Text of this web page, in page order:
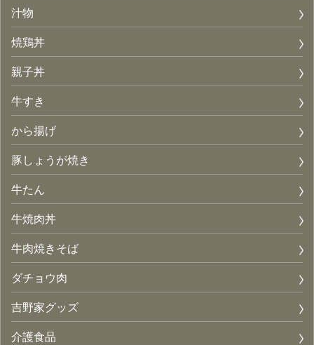
汁物
焼鶏丼
親子丼
牛すき
から揚げ
豚しょうが焼き
牛たん
牛焼肉丼
牛肉焼きそば
ダチョウ肉
吉野家グッズ
介護食品